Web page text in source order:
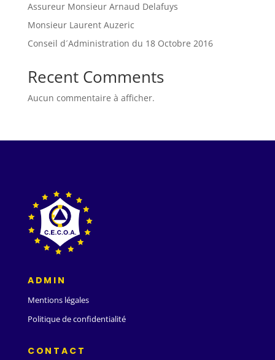
Assureur Monsieur Arnaud Delafuys
Monsieur Laurent Auzeric
Conseil d´Administration du 18 Octobre 2016
Recent Comments
Aucun commentaire à afficher.
ADMIN
Mentions légales
Politique de confidentialité
CONTACT